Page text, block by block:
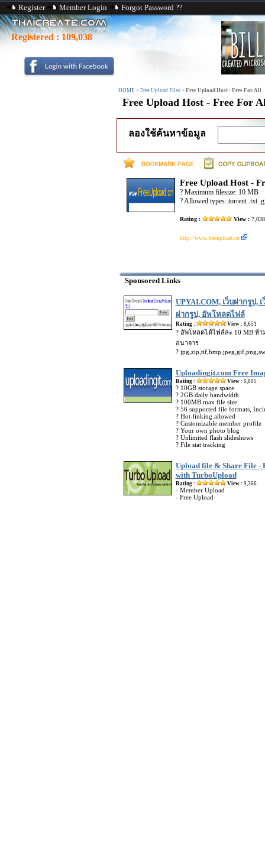
Register Member Login Forgot Password ??
Registered : 109,038
HOME > Free Upload Files > Free Upload Host - Free For All
Free Upload Host - Free For
ลองใช้ค้นหาข้อมูล
Free Upload Host -
? Maximum filesize: 10 MB
? Allowed types:.torrent .txt
Rating : View :
http://www.freeupload.cn
Sponsored Links
UPYAI.COM, เว็บฝากรูป,
ฝากรูป, อัพโหลดไฟล์
Rating : View : 8,651
? อัพโหลดได้ไฟล์ละ 10 MB ห้
อนาจาร
?
Uploadingit.com Free
Rating : View : 6,805
? 10GB storage space
? 2GB daily bandwidth
? 100MB max file size
? 56 supported file formats,
? Hot-linking allowed
? Customizable member profile
? Your own photo blog
? Unlimited flash slideshows
? File stat tracking
Upload file & Share File -
with TurboUpload
Rating : View : 9,366
- Member Upload
- Free Upload